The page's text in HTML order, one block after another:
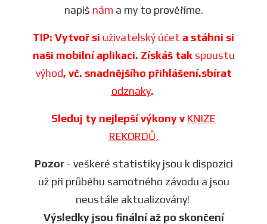
napiš nám a my to prověříme.
TIP: Vytvoř si uživatelský účet a stáhni si
naši mobilní aplikaci. Získáš tak spoustu
výhod, vč. snadnějšího přihlášení.sbírat
odznaky.
Sleduj ty nejlepší výkony v KNIZE
REKORDŮ.
Pozor- veškeré statistiky jsou k dispozici
už při průběhu samotného závodu a jsou
neustále aktualizovány!
Výsledky jsou finální až po skončení